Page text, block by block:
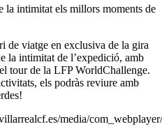
la intimitat els millors moments de
de viatge en exclusiva de la gira
la intimitat de l’expedició, amb
tour de la LFP WorldChallenge.
els podràs reviure amb
media/